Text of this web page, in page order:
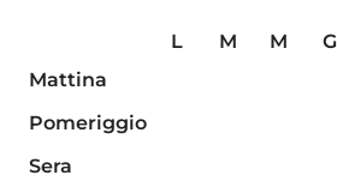
L M M G
Mattina
Pomeriggio
Sera